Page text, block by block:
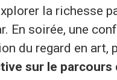
la richesse
En soirée, une
du regard en art,
sur le parcours